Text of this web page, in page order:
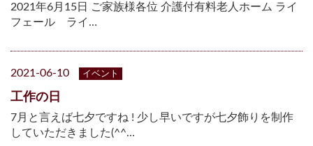
2021年6月15日 ご家族様各位 介護付有料老人ホーム ライ
フェール ライ…
2021-06-10 イベント
工作の日
7月と言えば七夕ですね ! 少し早いですが七夕飾りを制作
していただきました(^^…